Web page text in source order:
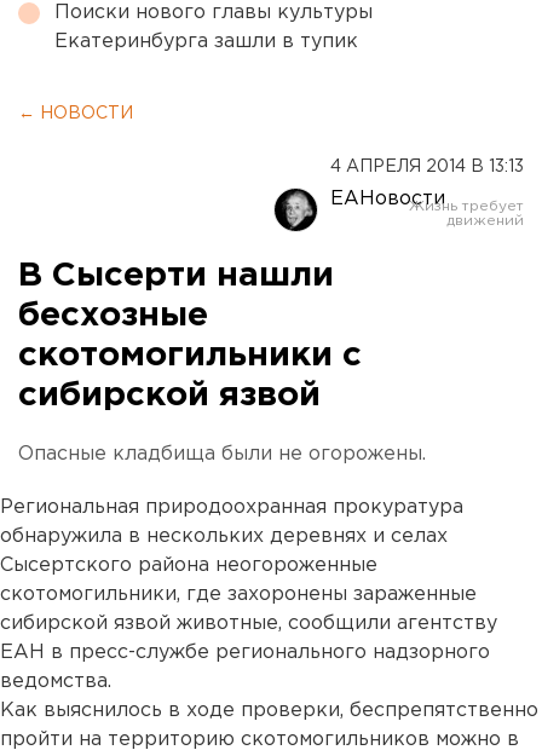
Поиски нового главы культуры
Екатеринбурга зашли в тупик
← НОВОСТИ
4 АПРЕЛЯ 2014 В 13:13
ЕАНовости
В Сысерти нашли
бесхозные
скотомогильники с
сибирской язвой
Опасные кладбища были не огорожены.
Региональная природоохранная прокуратура
обнаружила в нескольких деревнях и селах
Сысертского района неогороженные
скотомогильники, где захоронены зараженные
сибирской язвой животные, сообщили агентству
ЕАН в пресс-службе регионального надзорного
ведомства.
Как выяснилось в ходе проверки, беспрепятственно
пройти на территорию скотомогильников можно в